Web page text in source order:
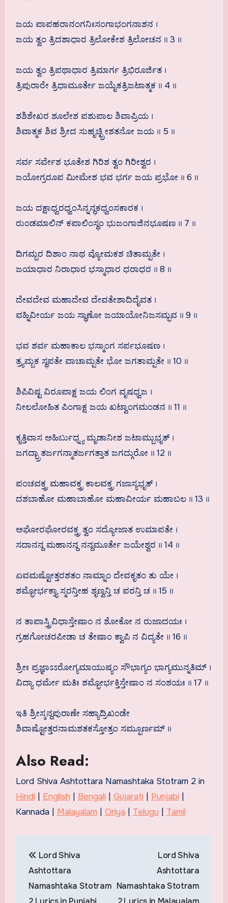
ಜಯ ಪಾಪಹರಾನಂಗನಿಃಸಂಗಾಭಂಗನಾಶನ ।
ಜಯ ತ್ವಂ ತ್ರಿದಶಾಧಾರ ತ್ರಿಲೋಕೇಶ ತ್ರಿಲೋಚನ ॥ 3 ॥
ಜಯ ತ್ವಂ ತ್ರಿಪಥಾಧಾರ ತ್ರಿಮಾರ್ಗ ತ್ರಿಭಿರೂರ್ಜಿತ ।
ತ್ರಿಪುರಾರೇ ತ್ರಿಧಾಮೂರ್ತೇ ಜಯೈಕತ್ರಿಜಟಾತ್ಮಕ ॥ 4 ॥
ಶಶಿಶೇಖರ ಶೂಲೇಶ ಪಶುಪಾಲ ಶಿವಾಪ್ರಿಯ ।
ಶಿವಾತ್ಮಕ ಶಿವ ಶ್ರೀದ ಸುಹೃಚ್ಛ್ರೀಶತನೋ ಜಯ ॥ 5 ॥
ಸರ್ವ ಸರ್ವೇಶ ಭೂತೇಶ ಗಿರಿಶ ತ್ವಂ ಗಿರೀಶ್ವರ ।
ಜಯೋಗ್ರರೂಪ ಮೀಮೇಶ ಭವ ಭರ್ಗ ಜಯ ಪ್ರಭೋ ॥ 6 ॥
ಜಯ ದಕ್ಷಾಧ್ವರಧ್ವಂಸಿನ್ನನ್ಧಕಧ್ವಂಸಕಾರಕ ।
ರುಂಡಮಾಲಿನ್ ಕಪಾಲಿಂಸ್ಥಂ ಭುಜಂಗಾಜಿನಭೂಷಣ ॥ 7 ॥
ದಿಗಮ್ಬರ ದಿಶಾಂ ನಾಥ ವ್ಯೋಮಕಶ ಚಿತಾಮ್ಪತೇ ।
ಜಯಾಧಾರ ನಿರಾಧಾರ ಭಸ್ಮಾಧಾರ ಧರಾಧರ ॥ 8 ॥
ದೇವದೇವ ಮಹಾದೇವ ದೇವತೇಶಾದಿದೈವತ ।
ವಹ್ನಿವೀರ್ಯ ಜಯ ಸ್ಥಾಣೋ ಜಯಾಯೋನಿಜಸಮ್ಭವ ॥ 9 ॥
ಭವ ಶರ್ವ ಮಹಾಕಾಲ ಭಸ್ಮಾಂಗ ಸರ್ಪಭೂಷಣ ।
ತ್ರ್ಯಮ್ಬಕ ಸ್ಥಪತೇ ವಾಚಾಮ್ಪತೇ ಭೋ ಜಗತಾಮ್ಪತೇ ॥ 10 ॥
ಶಿಪಿವಿಷ್ಟ ವಿರೂಪಾಕ್ಷ ಜಯ ಲಿಂಗ ವೃಷಧ್ವಜ ।
ನೀಲಲೋಹಿತ ಪಿಂಗಾಕ್ಷ ಜಯ ಖಟ್ವಾಂಗಮಂಡನ ॥ 11 ॥
ಕೃತ್ತಿವಾಸ ಅಹಿರ್ಬುಧ್ನ್ಯ ಮೃಡಾನೀಶ ಜಟಾಮ್ಬುಭೃತ್ ।
ಜಗದ್ಭ್ರಾತರ್ಜಗನ್ಮಾತರ್ಜಗತ್ತಾತ ಜಗದ್ಗುರೋ ॥ 12 ॥
ಪಂಚವಕ್ತ್ರ ಮಹಾವಕ್ತ್ರ ಕಾಲವಕ್ತ್ರ ಗಜಾಸ್ಯಭೃತ್ ।
ದಶಬಾಹೋ ಮಹಾಬಾಹೋ ಮಹಾವೀರ್ಯ ಮಹಾಬಲ ॥ 13 ॥
ಅಘೋರಘೋರವಕ್ತ್ರ ತ್ವಂ ಸದ್ಯೋಜಾತ ಉಮಾಪತೇ ।
ಸದಾನನ್ದ ಮಹಾನನ್ದ ನನ್ದಮೂರ್ತೇ ಜಯೇಶ್ವರ ॥ 14 ॥
ಏವಮಷ್ಟೋತ್ತರಶತಂ ನಾಮ್ನಾಂ ದೇವಕೃತಂ ತು ಯೇ ।
ಶಮ್ಭೋರ್ಭಕ್ತ್ಯಾ ಸ್ಮರನ್ತೀಹ ಶೃಣ್ವನ್ತಿ ಚ ಪಠನ್ತಿ ಚ ॥ 15 ॥
ನ ತಾಪಾಸ್ತ್ರಿವಿಧಾಸ್ತೇಷಾಂ ನ ಶೋಕೋ ನ ರುಜಾದಯಃ ।
ಗ್ರಹಗೋಚರಪೀಡಾ ಚ ತೇಷಾಂ ಕ್ವಾಪಿ ನ ವಿದ್ಯತೇ ॥ 16 ॥
ಶ್ರೀಃ ಪ್ರಜ್ಞಾಽಽರೋಗ್ಯಮಾಯುಷ್ಯಂ ಸೌಭಾಗ್ಯಂ ಭಾಗ್ಯಮುನ್ನತಿಮ್ ।
ವಿದ್ಯಾ ಧರ್ಮೇ ಮತಿಃ ಶಮ್ಭೋರ್ಭಕ್ತಿಸ್ತೇಷಾಂ ನ ಸಂಶಯಃ ॥ 17 ॥
ಇತಿ ಶ್ರೀಸ್ಕನ್ದಪುರಾಣೇ ಸಹ್ಯಾದ್ರಿಖಂಡೇ
ಶಿವಾಷ್ಟೋತ್ತರನಾಮಶತಕಸ್ತೋತ್ರಂ ಸಮ್ಪೂರ್ಣಮ್ ॥
Also Read:
Lord Shiva Ashtottara Namashtaka Stotram 2 in
Hindi | English | Bengali | Gujarati | Punjabi |
Kannada | Malayalam | Oriya | Telugu | Tamil
navigation
Lord Shiva
Ashtottara
Namashtaka Stotram
Lord Shiva
Ashtottara
Namashtaka Stotram